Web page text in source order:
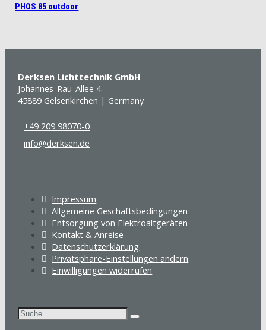
PHOS 85 outdoor
Derksen Lichttechnik GmbH
Johannes-Rau-Allee 4
45889 Gelsenkirchen | Germany
+49 209 98070-0
info@derksen.de
Impressum
Allgemeine Geschäftsbedingungen
Entsorgung von Elektroaltgeräten
Kontakt & Anreise
Datenschutzerklärung
Privatsphäre-Einstellungen ändern
Einwilligungen widerrufen
Suchen